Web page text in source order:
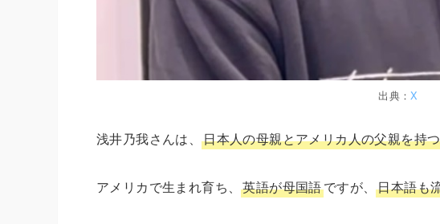
出典：X
浅井乃我さんは、日本人の母親とアメリカ人の父親を持
アメリカで生まれ育ち、英語が母国語ですが、日本語も